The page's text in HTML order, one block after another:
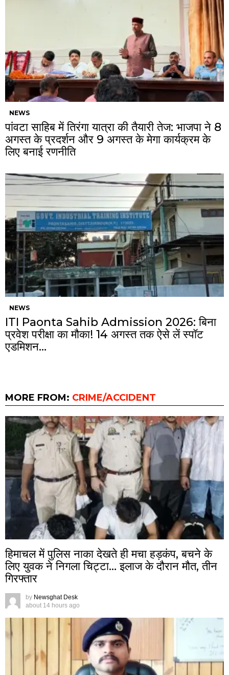
NEWS
पांवटा साहिब में तिरंगा यात्रा की तैयारी तेज: भाजपा ने 8
अगस्त के प्रदर्शन और 9 अगस्त के मेगा कार्यक्रम के
लिए बनाई रणनीति
NEWS
ITI Paonta Sahib Admission 2026: बिना
प्रवेश परीक्षा का मौका! 14 अगस्त तक ऐसे लें स्पॉट
एडमिशन…
MORE FROM: CRIME/ACCIDENT
हिमाचल में पुलिस नाका देखते ही मचा हड़कंप, बचने के
लिए युवक ने निगला चिट्टा… इलाज के दौरान मौत, तीन
गिरफ्तार
by Newsghat Desk
about 14 hours ago